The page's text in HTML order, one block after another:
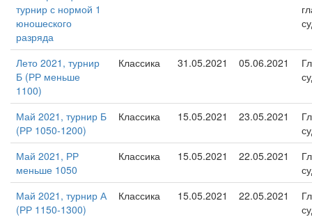
турнир с нормой 1
юношеского
разряда
Лето 2021, турнир
Б (РР меньше
1100)
Классика 31.05.2021 05.06.2021
Май 2021, турнир Б
(РР 1050-1200)
Классика 15.05.2021 23.05.2021
Май 2021, РР
меньше 1050
Классика 15.05.2021 22.05.2021
Май 2021, турнир А
(РР 1150-1300)
Классика 15.05.2021 22.05.2021